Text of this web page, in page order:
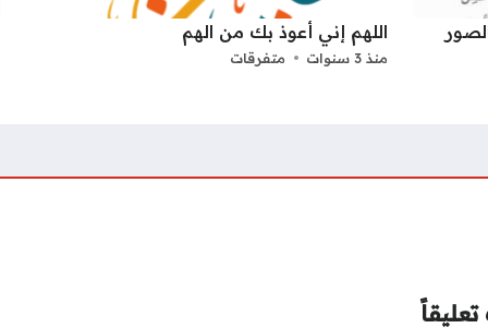
اللهم إني أعوذ بك من الهم
منذ 3 سنوات متفرقات